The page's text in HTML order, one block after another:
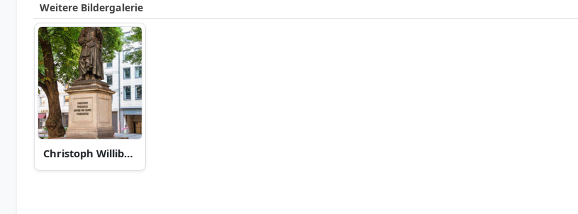
Weitere Bildergalerie
Christoph Willibald Ritter von Gluck